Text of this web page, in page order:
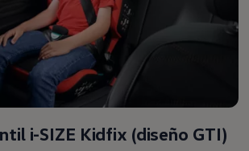
i-SIZE Kidfix (diseño GTI)